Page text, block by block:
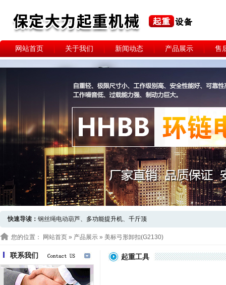
网站首页 关于我们 新闻动态 产品展示 售
快速导读： 钢丝绳电动葫芦、 多功能提升机、 千斤顶
您的位置： 网站首页 » 产品展示 » 美标弓形卸扣(G2130)
联系我们 起重工具